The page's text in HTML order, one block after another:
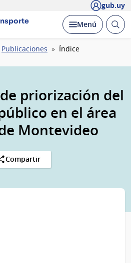
gub.uy
Desplegar
Menú Abrir
Publicaciones Índice
priorización del
en el área
Montevideo
Compartir